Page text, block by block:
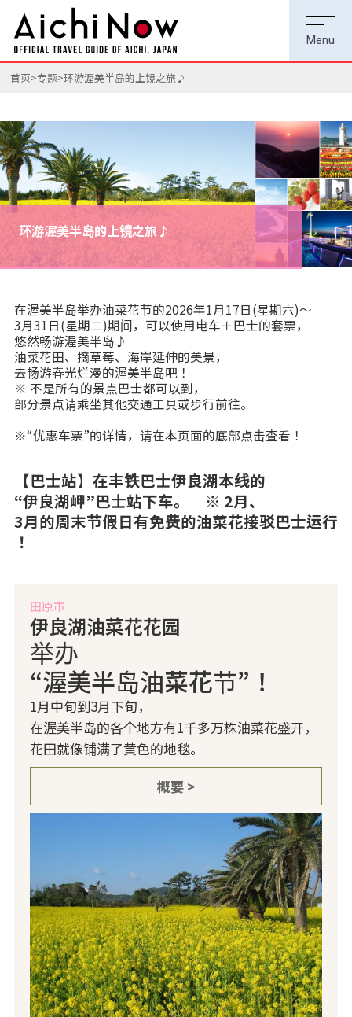
首页 专题 环游渥美半岛的上镜之旅♪
环游渥美半岛的上镜之旅♪
在渥美半岛举办油菜花节的2026年1月17日(星期六)～
3月31日(星期二)期间，可以使用电车＋巴士的套票，
悠然畅游渥美半岛♪
油菜花田、摘草莓、海岸延伸的美景，
去畅游春光烂漫的渥美半岛吧！
※ 不是所有的景点巴士都可以到，
部分景点请乘坐其他交通工具或步行前往。
※“优惠车票”的详情，请在本页面的底部点击查看！
【巴士站】在丰铁巴士伊良湖本线的
“伊良湖岬”巴士站下车。 ※ 2月、
3月的周末节假日有免费的油菜花接驳巴士运行
！
田原市
伊良湖油菜花花园
举办
“渥美半岛油菜花节”！
1月中旬到3月下旬，
在渥美半岛的各个地方有1千多万株油菜花盛开，
花田就像铺满了黄色的地毯。
概要 >